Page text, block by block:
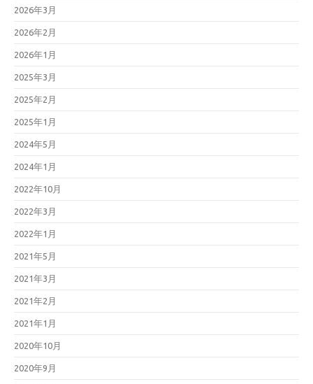
2026年3月
2026年2月
2026年1月
2025年3月
2025年2月
2025年1月
2024年5月
2024年1月
2022年10月
2022年3月
2022年1月
2021年5月
2021年3月
2021年2月
2021年1月
2020年10月
2020年9月